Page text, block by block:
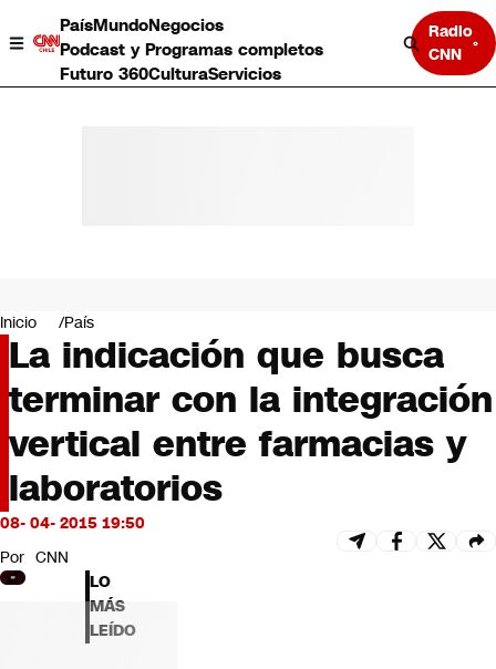
PaísMundoNegocios
Podcast y Programas completos
Futuro 360CulturaServicios
Radio
CNN
Negocios
Deportes
Programas completos
Cultura
Servicios
Bits
CNN tiempo
Futuro 360
Inicio País
La indicación que busca
terminar con la integración
vertical entre farmacias y
laboratorios
08- 04- 2015 19:50
Por CNN
LO
MÁS
LEÍDO